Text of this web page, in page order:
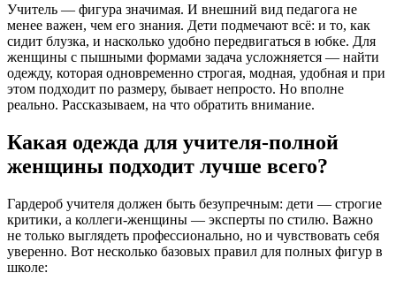
Учитель — фигура значимая. И внешний вид педагога не
менее важен, чем его знания. Дети подмечают всё: и то, как
сидит блузка, и насколько удобно передвигаться в юбке. Для
женщины с пышными формами задача усложняется — найти
одежду, которая одновременно строгая, модная, удобная и при
этом подходит по размеру, бывает непросто. Но вполне
реально. Рассказываем, на что обратить внимание.
Какая одежда для учителя-полной
женщины подходит лучше всего?
Гардероб учителя должен быть безупречным: дети — строгие
критики, а коллеги-женщины — эксперты по стилю. Важно
не только выглядеть профессионально, но и чувствовать себя
уверенно. Вот несколько базовых правил для полных фигур в
школе: